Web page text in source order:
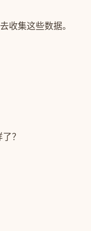
收集这些数据。
？